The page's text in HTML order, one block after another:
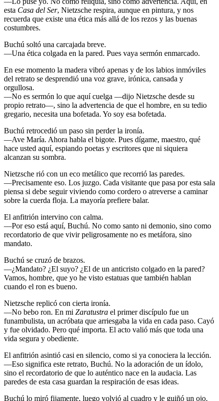
esta Casa del Ser, Nietzsche respira, aunque en pintura, y nos
recuerda que existe una ética más allá de los rezos y las buenas
costumbres.
Buchú soltó una carcajada breve.
—Una ética colgada en la pared. Pues vaya sermón enmarcado.
En ese momento la madera vibró apenas y de los labios inmóviles
del retrato se desprendió una voz grave, irónica, cansada y
orgullosa.
—No es sermón lo que aquí cuelga —dijo Nietzsche desde su
propio retrato—, sino la advertencia de que el hombre, en su tedio
gregario, necesita una bofetada. Yo soy esa bofetada.
Buchú retrocedió un paso sin perder la ironía.
—Ave María. Ahora habla el bigote. Pues dígame, maestro, qué
hace usted aquí, espiando poetas y escritores que ni siquiera
alcanzan su sombra.
Nietzsche rió con un eco metálico que recorrió las paredes.
—Precisamente eso. Los juzgo. Cada visitante que pasa por esta sala
piensa si debe seguir viviendo como cordero o atreverse a caminar
sobre la cuerda floja. La mayoría prefiere balar.
El anfitrión intervino con calma.
—Por eso está aquí, Buchú. No como santo ni demonio, sino como
recordatorio de que vivir peligrosamente no es metáfora, sino
mandato.
Buchú se cruzó de brazos.
—¿Mandato? ¿El suyo? ¿El de un anticristo colgado en la pared?
Vamos, hombre, que yo he visto estatuas que también hablan
cuando el ron es bueno.
Nietzsche replicó con cierta ironía.
—No bebo ron. En mi Zaratustra el primer discípulo fue un
funambulista, un acróbata que arriesgaba la vida en cada paso. Cayó
y fue olvidado. Pero qué importa. El acto valió más que toda una
vida segura y obediente.
El anfitrión asintió casi en silencio, como si ya conociera la lección.
—Eso significa este retrato, Buchú. No la adoración de un ídolo,
sino el recordatorio de que lo auténtico nace en la audacia. Las
paredes de esta casa guardan la respiración de esas ideas.
Buchú lo miró fijamente, luego volvió al cuadro y le guiñó un ojo.